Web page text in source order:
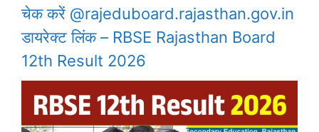
चेक करें @rajeduboard.rajasthan.gov.in
डायरेक्ट लिंक – RBSE Rajasthan Board
12th Result 2026